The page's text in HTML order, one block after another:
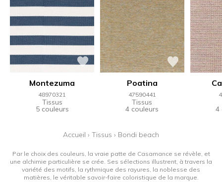
Montezuma
48970321
Tissus
5 couleurs
Poatina
47590441
Tissus
4 couleurs 4
Accueil › Tissus › Bondi beach
Par le choix des couleurs, la vraie patte de Casamance se révèle, et
une alchimie particulière se crée. Ses sélections illustrent, à travers la
variété des motifs, la rythmique des rayures, la noblesse des
matières, le véritable savoir-faire coloristique de la marque.